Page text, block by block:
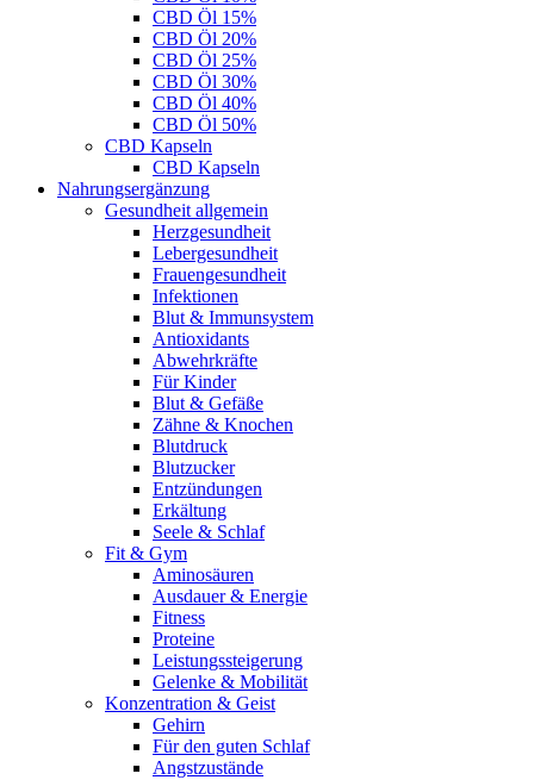
CBD Öl 15%
CBD Öl 20%
CBD Öl 25%
CBD Öl 30%
CBD Öl 40%
CBD Öl 50%
CBD Kapseln
CBD Kapseln
Nahrungsergänzung
Gesundheit allgemein
Herzgesundheit
Lebergesundheit
Frauengesundheit
Infektionen
Blut & Immunsystem
Antioxidants
Abwehrkräfte
Für Kinder
Blut & Gefäße
Zähne & Knochen
Blutdruck
Blutzucker
Entzündungen
Erkältung
Seele & Schlaf
Fit & Gym
Aminosäuren
Ausdauer & Energie
Fitness
Proteine
Leistungssteigerung
Gelenke & Mobilität
Konzentration & Geist
Gehirn
Für den guten Schlaf
Angstzustände